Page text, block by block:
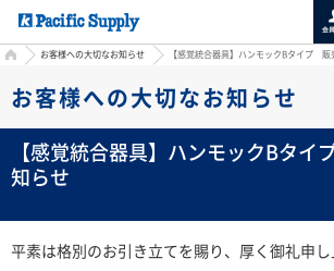
HOMEお客様への大切なお知らせ 【感覚統合器具】ハンモックBタイプ 販
お客様への大切なお知らせ
【感覚統合器具】ハンモックBタ
知らせ
平素は格別のお引き立てを賜り、厚く御礼申し